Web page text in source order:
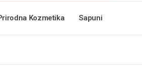
Kozmetika Sapuni